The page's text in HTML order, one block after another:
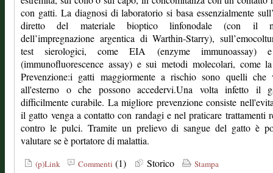
con gatti. La diagnosi di laboratorio si basa essenzialmente
diretto del materiale bioptico linfonodale (con il
dell’impregnazione argentica di Warthin-Starry),
test sierologici, come EIA (enzyme immunoassay)
(immunofluorescence assay) e sui metodi molecolari, come
Prevenzione:i gatti maggiormente a rischio sono quelli che
all'esterno o che possono accedervi.Una volta infetto il
difficilmente curabile. La migliore prevenzione consiste
il gatto venga a contatto con randagi e nel praticare trattamenti
contro le pulci. Tramite un prelievo di sangue del gatto è
valutare se è portatore di malattia.
(p)Link Commenti (1) Storico Stampa